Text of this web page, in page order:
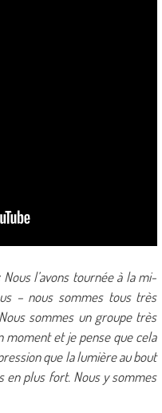
Nous l’avons tournée à la mi-
– nous sommes tous très
sommes un groupe très
moment et je pense que cela
que la lumière au bout
en plus fort. Nous y sommes